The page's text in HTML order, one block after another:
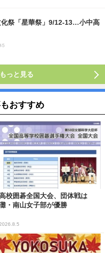
祭「星華祭」9/12-13…小中高
っと見る
おすすめ
校囲碁全国大会、団体戦は
・南山女子部が優勝